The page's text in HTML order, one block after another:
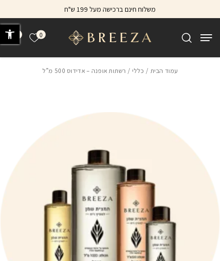
משלוח חינם ברכישה מעל 199 ש"ח
0 הרשימה
עמוד הבית / כללי / רשתות אופנה – אדידוס 500 מ”ל